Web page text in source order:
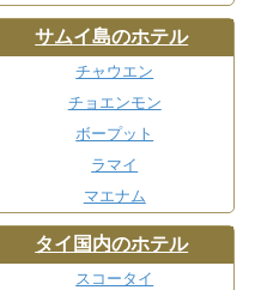
サムイ島のホテル
チャウエン
チョエンモン
ボープット
ラマイ
マエナム
タイ国内のホテル
スコータイ